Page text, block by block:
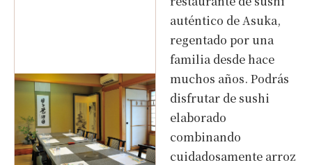
auténtico de Asuka,
regentado por una
familia desde hace
muchos años. Podrás
disfrutar de sushi
elaborado
combinando
cuidadosamente arroz